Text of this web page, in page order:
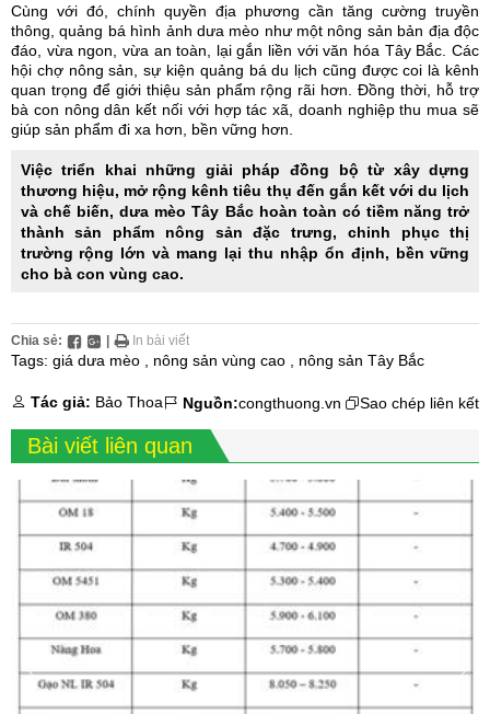
Cùng với đó, chính quyền địa phương cần tăng cường truyền
thông, quảng bá hình ảnh dưa mèo như một nông sản bản địa độc
đáo, vừa ngon, vừa an toàn, lại gắn liền với văn hóa Tây Bắc. Các
hội chợ nông sản, sự kiện quảng bá du lịch cũng được coi là kênh
quan trọng để giới thiệu sản phẩm rộng rãi hơn. Đồng thời, hỗ trợ
bà con nông dân kết nối với hợp tác xã, doanh nghiệp thu mua sẽ
giúp sản phẩm đi xa hơn, bền vững hơn.
Việc triển khai những giải pháp đồng bộ từ xây dựng
thương hiệu, mở rộng kênh tiêu thụ đến gắn kết với du lịch
và chế biến, dưa mèo Tây Bắc hoàn toàn có tiềm năng trở
thành sản phẩm nông sản đặc trưng, chinh phục thị
trường rộng lớn và mang lại thu nhập ổn định, bền vững
cho bà con vùng cao.
Chia sẻ: | In bài viết
Tags: giá dưa mèo nông sản vùng cao nông sản Tây Bắc
Tác giả: Bảo Thoa Nguồn:congthuong.vn Sao chép liên kết
Bài viết liên quan